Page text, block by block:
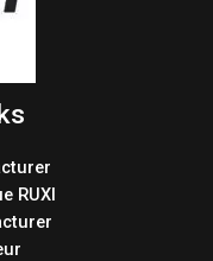
RUXI